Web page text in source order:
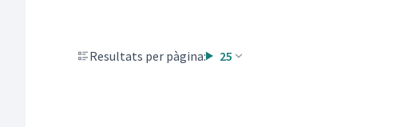
Resultats per pàgina: 25